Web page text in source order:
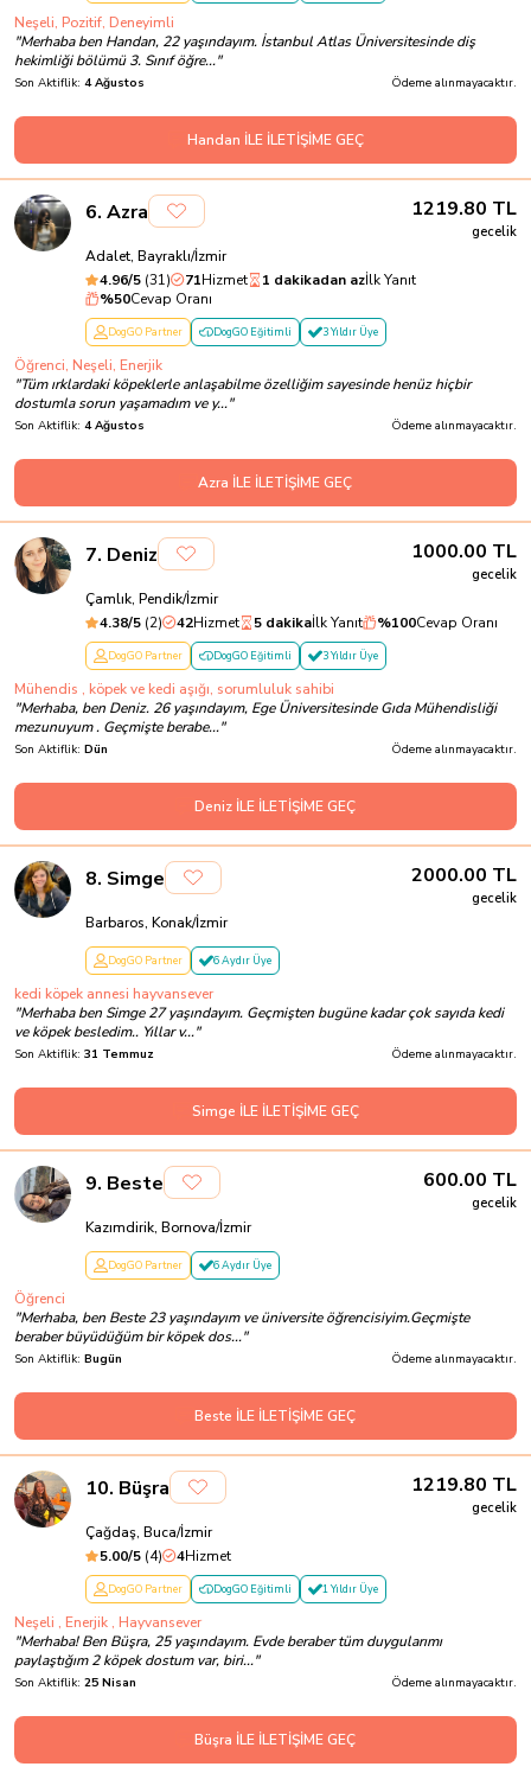
Neşeli, Pozitif, Deneyimli
"Merhaba ben Handan, 22 yaşındayım. İstanbul Atlas Üniversitesinde diş
hekimliği bölümü 3. Sınıf öğre..."
Son Aktiflik: 4 Ağustos Ödeme alınmayacaktır.
Handan İLE İLETİŞİME GEÇ
6. Azra 1219.80 TL
gecelik
Adalet, Bayraklı/İzmir
4.96/5 (31) 71Hizmet 1 dakikadan azİlk Yanıt
%50Cevap Oranı
DogGO Partner DogGO Eğitimli 3 Yıldır Üye
Öğrenci, Neşeli, Enerjik
"Tüm ırklardaki köpeklerle anlaşabilme özelliğim sayesinde henüz hiçbir
dostumla sorun yaşamadım ve y..."
Son Aktiflik: 4 Ağustos Ödeme alınmayacaktır.
Azra İLE İLETİŞİME GEÇ
7. Deniz 1000.00 TL
gecelik
Çamlık, Pendik/İzmir
4.38/5 (2) 42Hizmet 5 dakikaİlk Yanıt %100Cevap Oranı
DogGO Partner DogGO Eğitimli 3 Yıldır Üye
Mühendis , köpek ve kedi aşığı, sorumluluk sahibi
"Merhaba, ben Deniz. 26 yaşındayım, Ege Üniversitesinde Gıda Mühendisliği
mezunuyum . Geçmişte berabe..."
Son Aktiflik: Dün Ödeme alınmayacaktır.
Deniz İLE İLETİŞİME GEÇ
8. Simge 2000.00 TL
gecelik
Barbaros, Konak/İzmir
DogGO Partner 6 Aydır Üye
kedi köpek annesi hayvansever
"Merhaba ben Simge 27 yaşındayım. Geçmişten bugüne kadar çok sayıda kedi
ve köpek besledim.. Yıllar v..."
Son Aktiflik: 31 Temmuz Ödeme alınmayacaktır.
Simge İLE İLETİŞİME GEÇ
9. Beste 600.00 TL
gecelik
Kazımdirik, Bornova/İzmir
DogGO Partner 6 Aydır Üye
Öğrenci
"Merhaba, ben Beste 23 yaşındayım ve üniversite öğrencisiyim.Geçmişte
beraber büyüdüğüm bir köpek dos..."
Son Aktiflik: Bugün Ödeme alınmayacaktır.
Beste İLE İLETİŞİME GEÇ
10. Büşra 1219.80 TL
gecelik
Çağdaş, Buca/İzmir
5.00/5 (4) 4Hizmet
DogGO Partner DogGO Eğitimli 1 Yıldır Üye
Neşeli , Enerjik , Hayvansever
"Merhaba! Ben Büşra, 25 yaşındayım. Evde beraber tüm duygularımı
paylaştığım 2 köpek dostum var, biri..."
Son Aktiflik: 25 Nisan Ödeme alınmayacaktır.
Büşra İLE İLETİŞİME GEÇ